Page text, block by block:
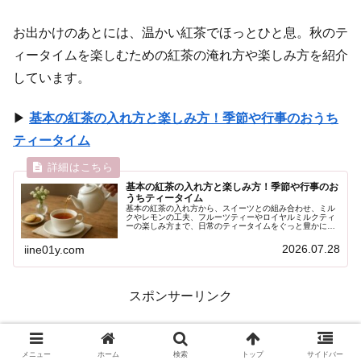
お出かけのあとには、温かい紅茶でほっとひと息。秋のテ
ィータイムを楽しむための紅茶の淹れ方や楽しみ方を紹介
しています。
▶ 基本の紅茶の入れ方と楽しみ方！季節や行事のおうち
ティータイム
基本の紅茶の入れ方と楽しみ方！季節や行事のお
うちティータイム
基本の紅茶の入れ方から、スイーツとの組み合わせ、ミル
クやレモンの工夫、フルーツティーやロイヤルミルクティ
ーの楽しみ方まで、日常のティータイムをぐっと豊かにす
iine01y.com 2026.07.28
スポンサーリンク
メニュー ホーム 検索 トップ サイドバー